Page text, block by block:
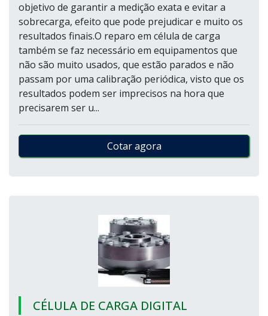
objetivo de garantir a medição exata e evitar a
sobrecarga, efeito que pode prejudicar e muito os
resultados finais.O reparo em célula de carga
também se faz necessário em equipamentos que
não são muito usados, que estão parados e não
passam por uma calibração periódica, visto que os
resultados podem ser imprecisos na hora que
precisarem ser u...
Cotar agora
CÉLULA DE CARGA DIGITAL